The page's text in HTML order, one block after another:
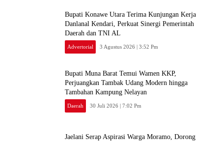
Bupati Konawe Utara Terima Kunjungan Kerja
Danlanal Kendari, Perkuat Sinergi Pemerintah
Daerah dan TNI AL
Advertorial 3 Agustus 2026 | 3:52 Pm
‎Bupati Muna Barat Temui Wamen KKP,
Perjuangkan Tambak Udang Modern hingga
Tambahan Kampung Nelayan
Daerah 30 Juli 2026 | 7:02 Pm
Jaelani Serap Aspirasi Warga Moramo, Dorong